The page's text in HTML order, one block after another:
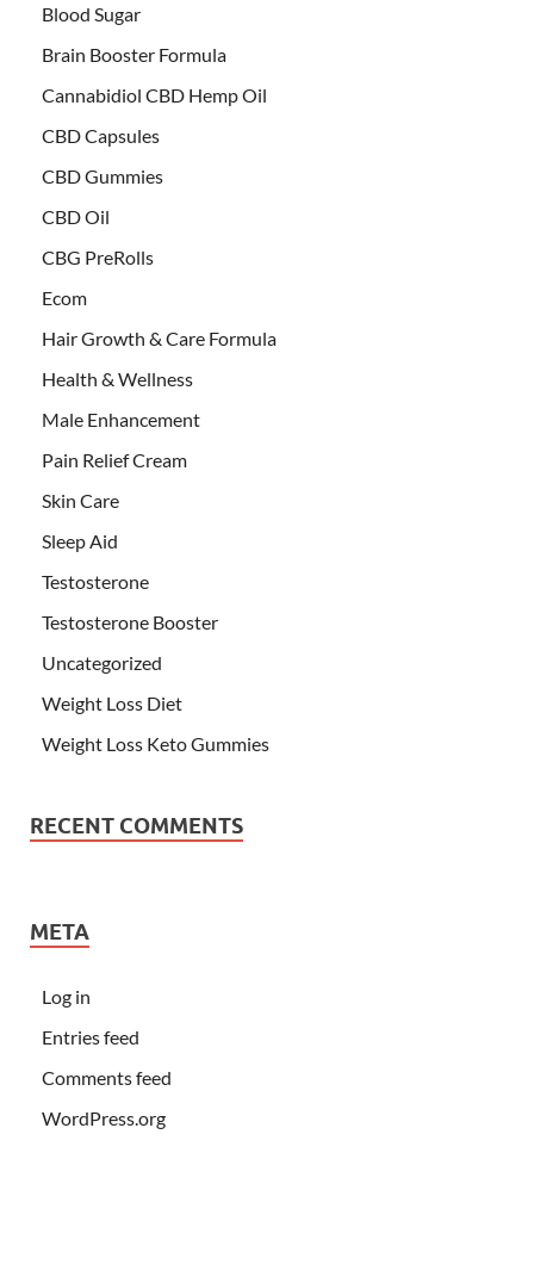
Blood Sugar
Brain Booster Formula
Cannabidiol CBD Hemp Oil
CBD Capsules
CBD Gummies
CBD Oil
CBG PreRolls
Ecom
Hair Growth & Care Formula
Health & Wellness
Male Enhancement
Pain Relief Cream
Skin Care
Sleep Aid
Testosterone
Testosterone Booster
Uncategorized
Weight Loss Diet
Weight Loss Keto Gummies
RECENT COMMENTS
META
Log in
Entries feed
Comments feed
WordPress.org